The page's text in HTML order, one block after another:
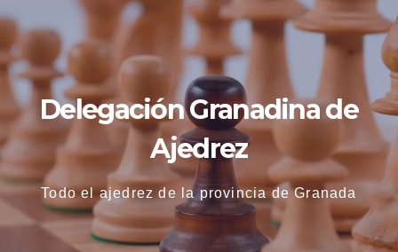
Saltar
contenido
Delegación Granadina de
Ajedrez
Todo el ajedrez de la provincia de Granada